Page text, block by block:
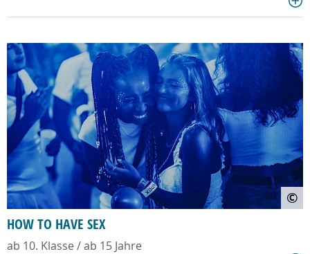
©
HOW TO HAVE SEX
ab 10. Klasse / ab 15 Jahre